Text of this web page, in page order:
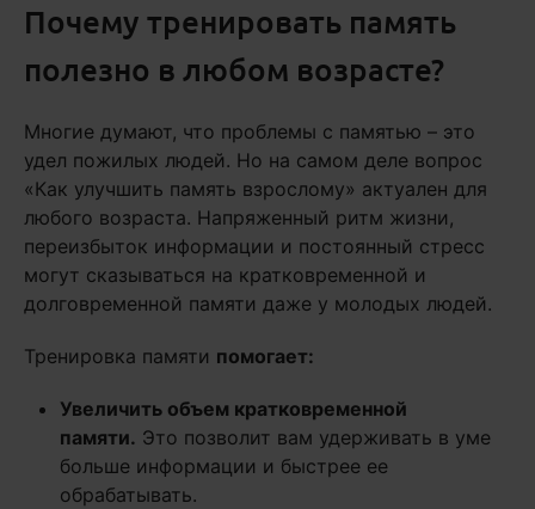
Почему тренировать память
полезно в любом возрасте?
Многие думают, что проблемы с памятью – это
удел пожилых людей. Но на самом деле вопрос
«Как улучшить память взрослому» актуален для
любого возраста. Напряженный ритм жизни,
переизбыток информации и постоянный стресс
могут сказываться на кратковременной и
долговременной памяти даже у молодых людей.
Тренировка памяти помогает:
Увеличить объем кратковременной
памяти. Это позволит вам удерживать в уме
больше информации и быстрее ее
обрабатывать.